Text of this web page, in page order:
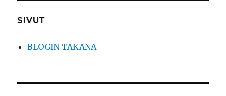
SIVUT
BLOGIN TAKANA